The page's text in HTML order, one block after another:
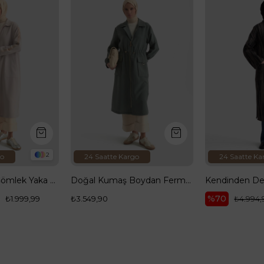
24 Saatte Kargo
Kendinden Desenli Sim Detaylı Boydan Fermuarlı Cepli Giyçık Siyah 25KT547
%70
₺4.994,90
24 Saatte
%70